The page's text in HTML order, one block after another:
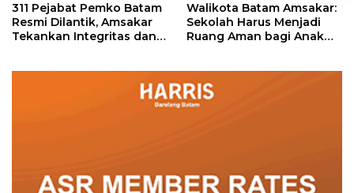
311 Pejabat Pemko Batam
Resmi Dilantik, Amsakar
Tekankan Integritas dan
Walikota Batam Amsakar:
Sekolah Harus Menjadi
Ruang Aman bagi Anak